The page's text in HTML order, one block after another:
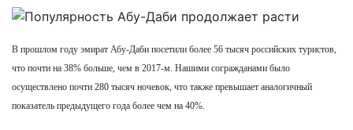
В прошлом году эмират Абу-Даби посетили более 56 тысяч российских туристов,
что почти на 38% больше, чем в 2017-м. Нашими согражданами было
осуществлено почти 280 тысяч ночевок, что также превышает аналогичный
показатель предыдущего года более чем на 40%.